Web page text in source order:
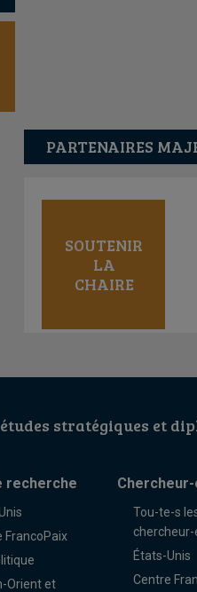
PARTENAIRES
SOUTENIR
LA
CHAIRE
stratégiques et
recherche
FrancoPaix
Orient et
Tou-te-s
chercheur-
États-Unis
Centre